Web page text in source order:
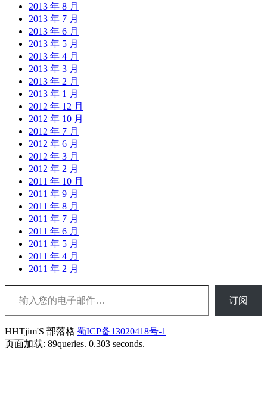
2013 年 8 月
2013 年 7 月
2013 年 6 月
2013 年 5 月
2013 年 4 月
2013 年 3 月
2013 年 2 月
2013 年 1 月
2012 年 12 月
2012 年 10 月
2012 年 7 月
2012 年 6 月
2012 年 3 月
2012 年 2 月
2011 年 10 月
2011 年 9 月
2011 年 8 月
2011 年 7 月
2011 年 6 月
2011 年 5 月
2011 年 4 月
2011 年 2 月
输入您的电子邮件…
订阅
HHTjim'S 部落格|蜀ICP备13020418号-1 |
页面加载: 89queries. 0.303 seconds.